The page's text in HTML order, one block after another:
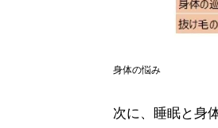
身体の悩み
次に、睡眠と身